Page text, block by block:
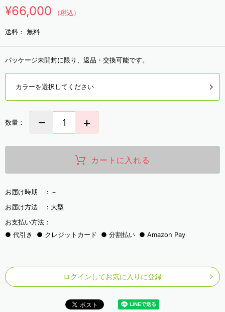
¥66,000 （税込）
送料： 無料
パッケージ未開封に限り、返品・交換可能です。
カラーを選択してください
数量：
カートに入れる
お届け時期 ： －
お届け方法 ： 大型
お支払い方法：
代引き
クレジットカード 分割払い Amazon Pay
ログインしてお気に入りに登録